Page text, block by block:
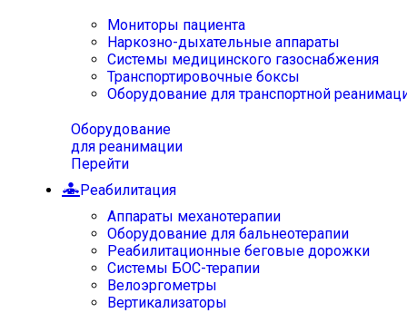
Мониторы пациента
Наркозно-дыхательные аппараты
Системы медицинского газоснабжения
Транспортировочные боксы
Оборудование для транспортной
Оборудование
для реанимации
Перейти
Реабилитация
Аппараты механотерапии
Оборудование для бальнеотерапии
Реабилитационные беговые дорожки
Системы БОС-терапии
Велоэргометры
Вертикализаторы